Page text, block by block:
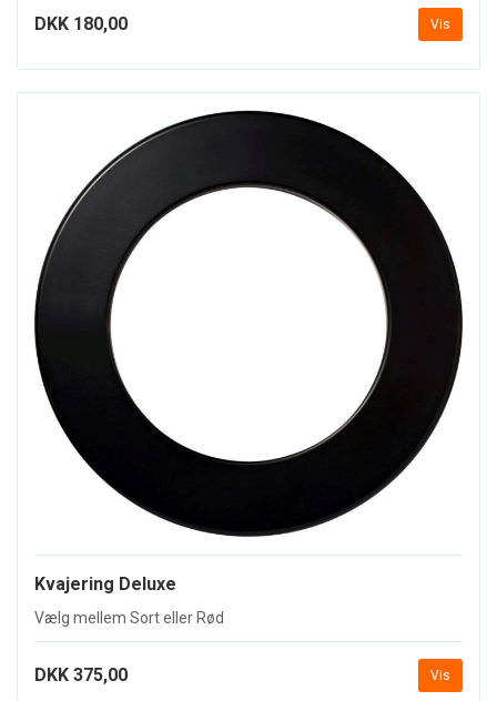
DKK 180,00 Vis
Kvajering Deluxe
Vælg mellem Sort eller Rød
DKK 375,00 Vis